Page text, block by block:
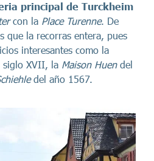
principal de Turckheim
con la Place Turenne. De
que la recorras entera, pues
interesantes como la
XVII, la Maison Huendel
del año 1567.